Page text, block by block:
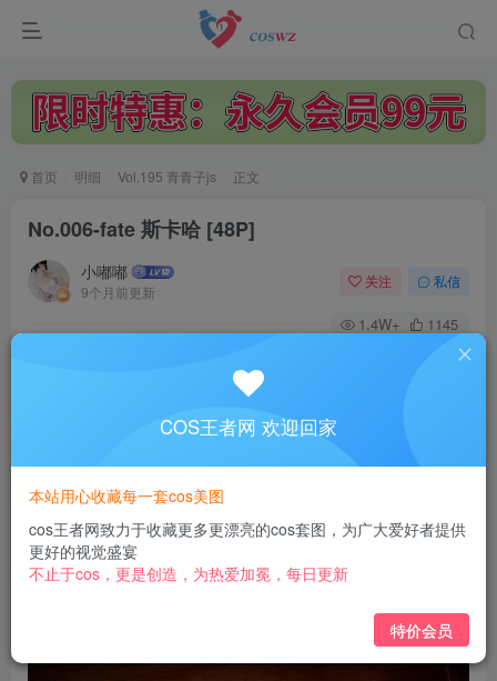
首页 明细 Vol.195 青青子js 正文
No.006-fate 斯卡哈 [48P]
小嘟嘟
9个月前更新
关注 私信
1.4W+ 1145
此内容为付费阅读，请付费后查看
3
黄金会员免费 钻石会员 免费
立即购买
COS王者网 欢迎回家
本站用心收藏每一套cos美图
cos王者网致力于收藏更多更漂亮的cos套图，为广大爱好者提供
更好的视觉盛宴
不止于cos，更是创造，为热爱加冕，每日更新
特价会员